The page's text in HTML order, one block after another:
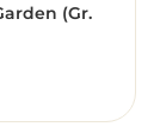
(Gr.